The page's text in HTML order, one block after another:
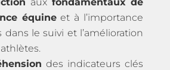
équineet à l’importance
le suivi et l’amélioration
des indicateurs clés